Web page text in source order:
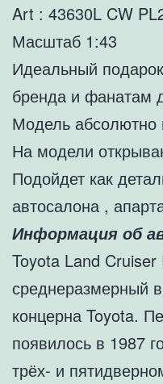
Art : 43630L CW
Масштаб 1:43
Идеальный
бренда и фанатам
Модель абсолютно
На модели
Подойдет как
автосалона ,
Информация об
Toyota Land
среднеразмерный
концерна Toyota.
появилось в 1987
трёх- и